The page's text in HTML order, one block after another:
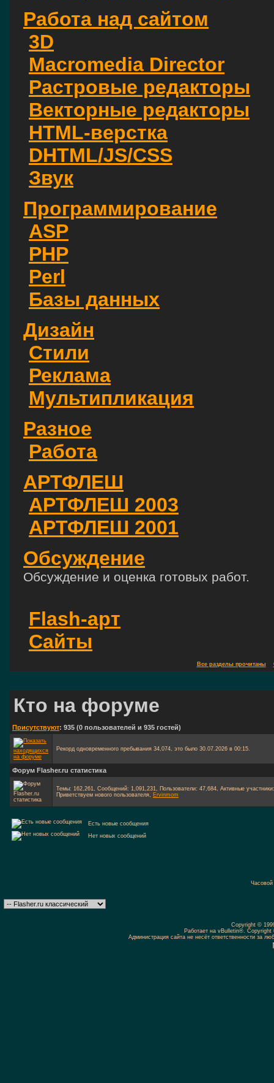
Работа над сайтом
3D
Macromedia Director
Растровые редакторы
Векторные редакторы
HTML-верстка
DHTML/JS/CSS
Звук
Программирование
ASP
PHP
Perl
Базы данных
Дизайн
Стили
Реклама
Мультипликация
Разное
Работа
АРТФЛЕШ
АРТФЛЕШ 2003
АРТФЛЕШ 2001
Обсуждение
Обсуждение и оценка готовых работ.
Flash-арт
Сайты
Все разделы прочитаны
Кто на форуме
Присутствуют: 935 (0 пользователей и 935 гостей)
Рекорд одновременного пребывания 34,074, это было 30.07.2026 в 00:15.
Форум Flasher.ru статистика
Темы: 162,261, Сообщений: 1,091,231, Пользователи: 47,684, Активные
Приветствуем нового пользователя, Ervinmom
Есть новые сообщения
Нет новых сообщений
Copyright ©
Работает на vBulletin®.
Администрация сайта не несёт ответственности за